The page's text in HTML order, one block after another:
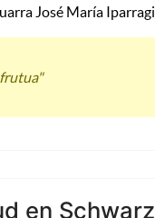
José María
en